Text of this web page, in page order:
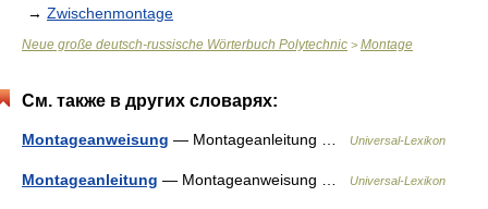
→ Zwischenmontage
Neue große deutsch-russische Wörterbuch Polytechnic > Montage
См. также в других словарях:
Montageanweisung — Montageanleitung … Universal-Lexikon
Montageanleitung — Montageanweisung … Universal-Lexikon